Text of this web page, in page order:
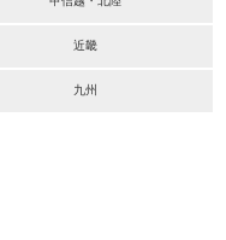
近畿
九州